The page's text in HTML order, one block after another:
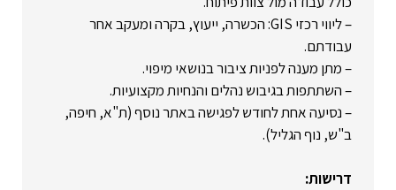
– ליווי רכזי GIS: הכשרה, ייעוץ, בקרה ומעקב אחר
עבודתם.
– מתן מענה לפניות ציבור בנושאי מיפוי.
– השתתפות בגיבוש נהלים והנחיות מקצועיות.
– נסיעה אחת לחודש לפגישה באתר נוסף (ת"א, חיפה,
ב"ש, נוף הגליל).
דרישות: